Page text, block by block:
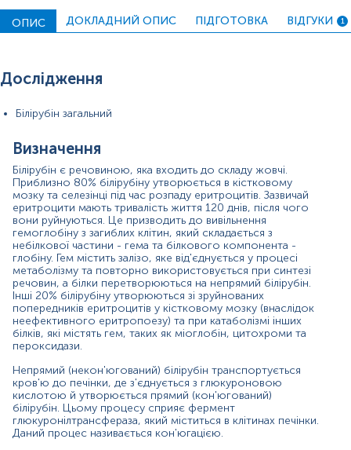
білірубін. Цьому процесу сприяє фермент
глюкуронілтрансфераза, який міститься в клітинах
Більшість прямого білірубіну надходить із жовчю в
тонкий кишківник, де під впливом бактеріальних
кількість уробіліногену всмоктується в кров та
уробілін, що надає сечі жовтого кольору, і виводиться
з організму. Уробіліноген, що залишився в кишківнику,
під дією анаеробної кишкової мікробної флори
перетворюється на стеркобілін, який виділяється з
калом. Невелика кількість кон'югованого білірубіну
надходить із клітин печінки в кров.
Загальний білірубін об'єднує обидві фракції.
Показання до призначення:
Наявність симптомів ураження печінки
(жовтуватість шкіри, біль у правому підребер'ї,
знебарвлення калу, потемніння сечі, свербіж
шкіри, лихоманка);
Контроль ефективності лікування патологій
печінки;
Комплексне обстеження пацієнта перед
оперативними втручаннями;
ОПИС ДОКЛАДНИЙ ОПИС ПІДГОТОВКА ВІДГУКИ 1
Дослідження
Білірубін загальний
Визначення
Білірубін є речовиною, яка входить до складу жовчі.
Приблизно 80% білірубіну утворюється в кістковому
мозку та селезінці під час розпаду еритроцитів. Зазвичай
еритроцити мають тривалість життя 120 днів, після чого
вони руйнуються. Це призводить до вивільнення
гемоглобіну з загиблих клітин, який складається з
небілкової частини - гема та білкового компонента -
глобіну. Гем містить залізо, яке від'єднується у процесі
метаболізму та повторно використовується при синтезі
речовин, а білки перетворюються на непрямий білірубін.
Інші 20% білірубіну утворюються зі зруйнованих
попередників еритроцитів у кістковому мозку (внаслідок
неефективного еритропоезу) та при катаболізмі інших
білків, які містять гем, таких як міоглобін, цитохроми та
пероксидази.
Непрямий (некон'югований) білірубін транспортується
кров'ю до печінки, де з'єднується з глюкуроновою
кислотою й утворюється прямий (кон'югований)
білірубін. Цьому процесу сприяє фермент
глюкуронілтрансфераза, який міститься в клітинах печінки.
Даний процес називається кон'югацією.